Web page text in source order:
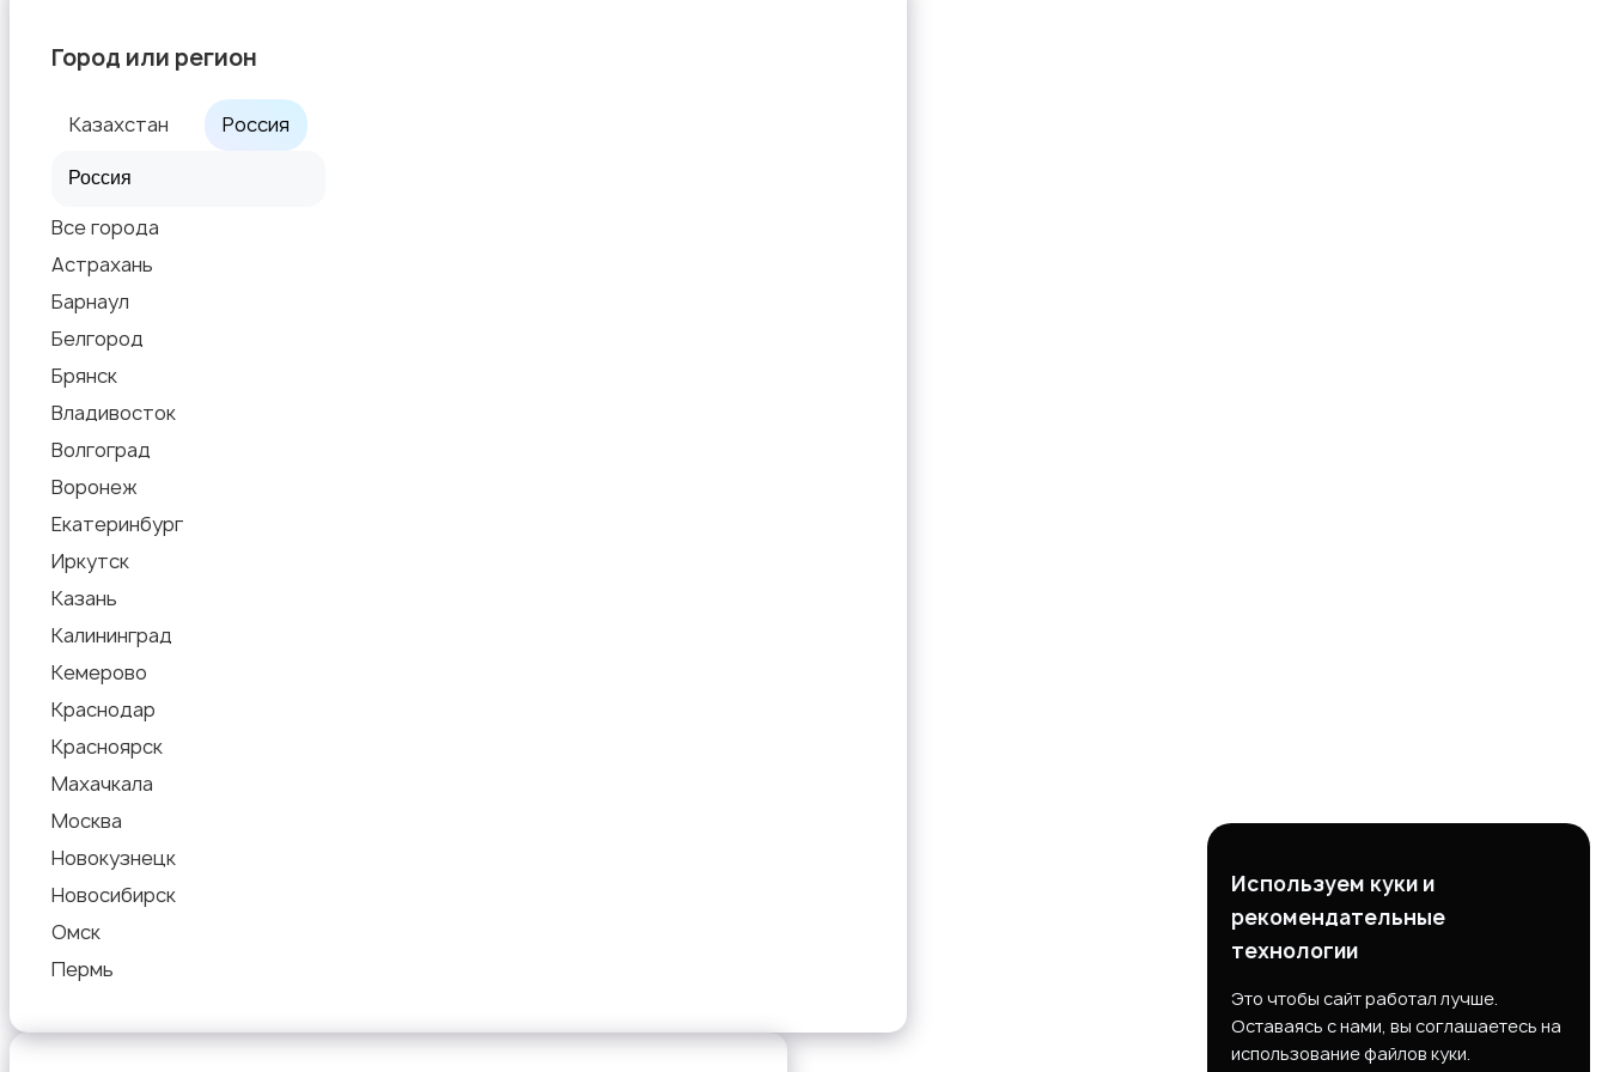
Используем куки и
рекомендательные
технологии
Это чтобы сайт работал лучше.
Оставаясь с нами, вы соглашаетесь на
использование файлов куки.
Город или регион
Казахстан Россия
Все города
Астрахань
Барнаул
Белгород
Брянск
Владивосток
Волгоград
Воронеж
Екатеринбург
Иркутск
Казань
Калининград
Кемерово
Краснодар
Красноярск
Махачкала
Москва
Новокузнецк
Новосибирск
Омск
Пермь